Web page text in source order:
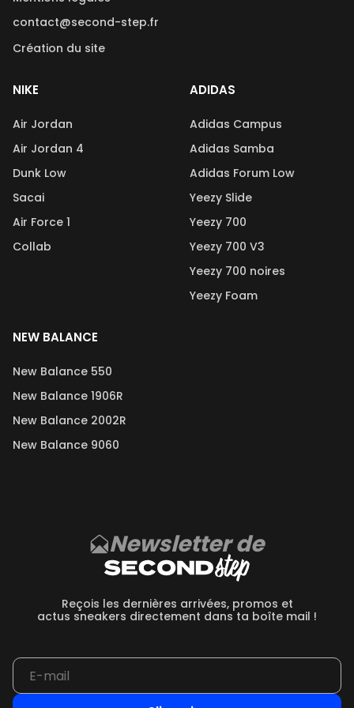
contact@second-step.fr
Création du site
NIKE
Air Jordan
Air Jordan 4
Dunk Low
Sacai
Air Force 1
Collab
ADIDAS
Adidas Campus
Adidas Samba
Adidas Forum Low
Yeezy Slide
Yeezy 700
Yeezy 700 V3
Yeezy 700 noires
Yeezy Foam
NEW BALANCE
New Balance 550
New Balance 1906R
New Balance 2002R
New Balance 9060
Newsletter de
Reçois les dernières arrivées, promos et
actus sneakers directement dans ta boîte mail !